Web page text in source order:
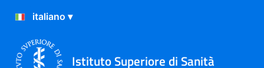
Istituto Superiore di Sanità